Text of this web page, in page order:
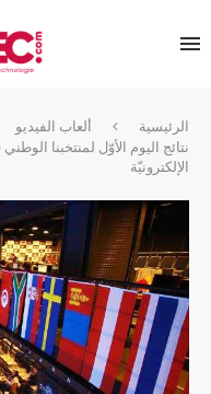
الرئيسية
ألعاب الفيديو
نتائج اليوم الأوّل لمنتخبنا
الإلكترونيّة